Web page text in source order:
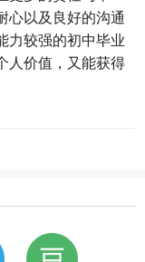
心以及良好的沟通
力较强的初中毕业
人价值，又能获得